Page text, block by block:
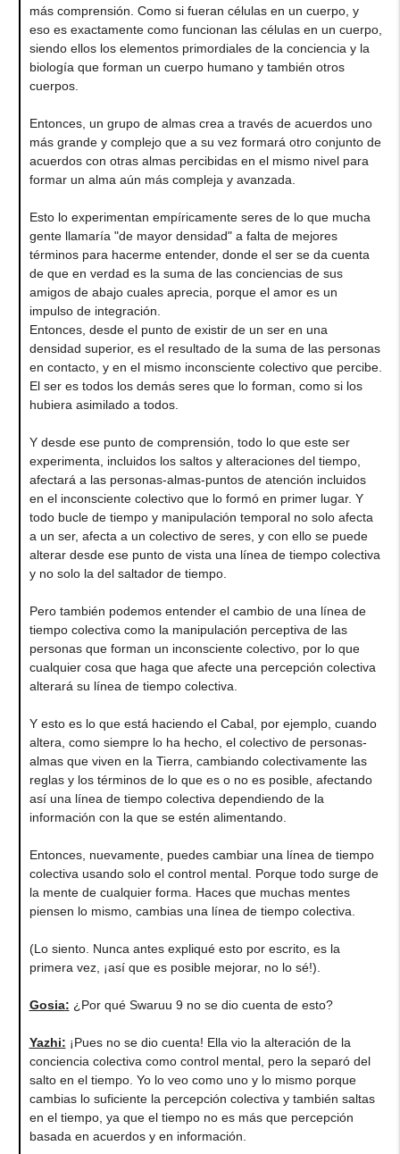
más comprensión. Como si fueran células en un cuerpo, y
eso es exactamente como funcionan las células en un cuerpo,
siendo ellos los elementos primordiales de la conciencia y la
biología que forman un cuerpo humano y también otros
cuerpos.
Entonces, un grupo de almas crea a través de acuerdos uno
más grande y complejo que a su vez formará otro conjunto de
acuerdos con otras almas percibidas en el mismo nivel para
formar un alma aún más compleja y avanzada.
Esto lo experimentan empíricamente seres de lo que mucha
gente llamaría "de mayor densidad" a falta de mejores
términos para hacerme entender, donde el ser se da cuenta
de que en verdad es la suma de las conciencias de sus
amigos de abajo cuales aprecia, porque el amor es un
impulso de integración.
Entonces, desde el punto de existir de un ser en una
densidad superior, es el resultado de la suma de las personas
en contacto, y en el mismo inconsciente colectivo que percibe.
El ser es todos los demás seres que lo forman, como si los
hubiera asimilado a todos.
Y desde ese punto de comprensión, todo lo que este ser
experimenta, incluidos los saltos y alteraciones del tiempo,
afectará a las personas-almas-puntos de atención incluidos
en el inconsciente colectivo que lo formó en primer lugar. Y
todo bucle de tiempo y manipulación temporal no solo afecta
a un ser, afecta a un colectivo de seres, y con ello se puede
alterar desde ese punto de vista una línea de tiempo colectiva
y no solo la del saltador de tiempo.
Pero también podemos entender el cambio de una línea de
tiempo colectiva como la manipulación perceptiva de las
personas que forman un inconsciente colectivo, por lo que
cualquier cosa que haga que afecte una percepción colectiva
alterará su línea de tiempo colectiva.
Y esto es lo que está haciendo el Cabal, por ejemplo, cuando
altera, como siempre lo ha hecho, el colectivo de personas-
almas que viven en la Tierra, cambiando colectivamente las
reglas y los términos de lo que es o no es posible, afectando
así una línea de tiempo colectiva dependiendo de la
información con la que se estén alimentando.
Entonces, nuevamente, puedes cambiar una línea de tiempo
colectiva usando solo el control mental. Porque todo surge de
la mente de cualquier forma. Haces que muchas mentes
piensen lo mismo, cambias una línea de tiempo colectiva.
(Lo siento. Nunca antes expliqué esto por escrito, es la
primera vez, ¡así que es posible mejorar, no lo sé!).
Gosia: ¿Por qué Swaruu 9 no se dio cuenta de esto?
Yazhi: ¡Pues no se dio cuenta! Ella vio la alteración de la
conciencia colectiva como control mental, pero la separó del
salto en el tiempo. Yo lo veo como uno y lo mismo porque
cambias lo suficiente la percepción colectiva y también saltas
en el tiempo, ya que el tiempo no es más que percepción
basada en acuerdos y en información.